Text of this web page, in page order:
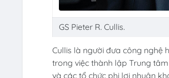
GS Pieter R. Cullis.
Cullis là người đưa công nghệ
trong việc thành lập Trung
và các tổ chức phi lợi nhuận